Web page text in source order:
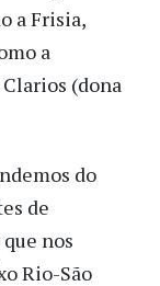
a Frisia,
a
(dona
do
de
nos
Rio-São